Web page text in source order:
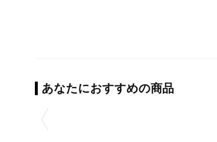
あなたにおすすめの商品